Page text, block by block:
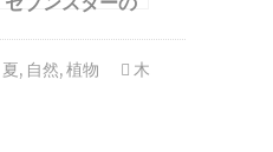
夏, 自然,植物 木